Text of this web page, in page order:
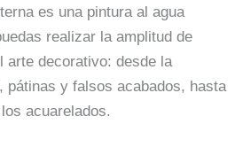
es una pintura al agua
realizar la amplitud de
arte decorativo: desde la
pátinas y falsos acabados, hasta
acuarelados.